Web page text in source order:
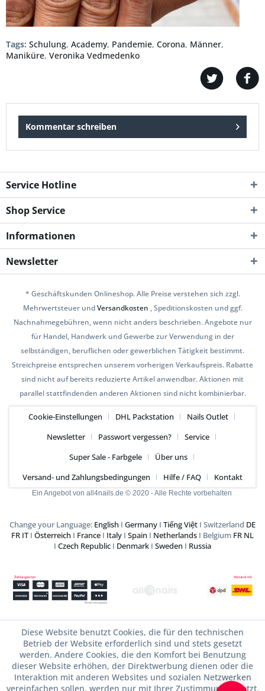
Tags: Schulung, Academy, Pandemie, Corona, Männer,
Maniküre, Veronika Vedmedenko
Kommentar schreiben
Service Hotline
Shop Service
Informationen
Newsletter
* Geschäftskunden Onlineshop. Alle Preise verstehen sich zzgl.
Mehrwertsteuer undVersandkosten , Speditionskosten und ggf.
Nachnahmegebühren, wenn nicht anders beschrieben. Angebote nur
für Handel, Handwerk und Gewerbe zur Verwendung in der
selbständigen, beruflichen oder gewerblichen Tätigkeit bestimmt.
Streichpreise entsprechen unserem vorherigen Verkaufspreis. Rabatte
sind nicht auf bereits reduzierte Artikel anwendbar. Aktionen mit
parallel stattfindenden anderen Aktionen sind nicht kombinierbar.
Cookie-Einstellungen DHL Packstation
Nails Outlet
Newsletter
Passwort vergessen?
Service
Super Sale - Farbgele
Über uns
Versand- und Zahlungsbedingungen
Hilfe / FAQ Kontakt
Ein Angebot von all4nails.de © 2020 - Alle Rechte vorbehalten
Change your Language: English I Germany I Tiếng Việt I Switzerland DE
FR IT I Österreich I France I Italy I Spain I Netherlands I Belgium FR NL
I Czech Republic I Denmark I Sweden I Russia
Diese Website benutzt Cookies, die für den technischen
Betrieb der Website erforderlich sind und stets gesetzt
werden. Andere Cookies, die den Komfort bei Benutzung
dieser Website erhöhen, der Direktwerbung dienen oder die
Interaktion mit anderen Websites und sozialen Netzwerken
vereinfachen sollen, werden nur mit Ihrer Zustimmung gesetzt.